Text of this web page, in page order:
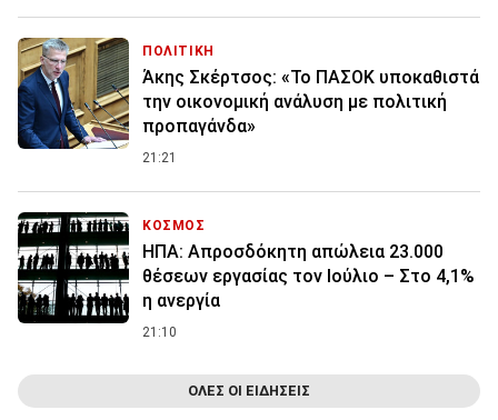
ΠΟΛΙΤΙΚΗ
Άκης Σκέρτσος: «Το ΠΑΣΟΚ υποκαθιστά
την οικονομική ανάλυση με πολιτική
προπαγάνδα»
21:21
ΚΟΣΜΟΣ
ΗΠΑ: Απροσδόκητη απώλεια 23.000
θέσεων εργασίας τον Ιούλιο – Στο 4,1%
η ανεργία
21:10
ΟΛΕΣ ΟΙ ΕΙΔΗΣΕΙΣ